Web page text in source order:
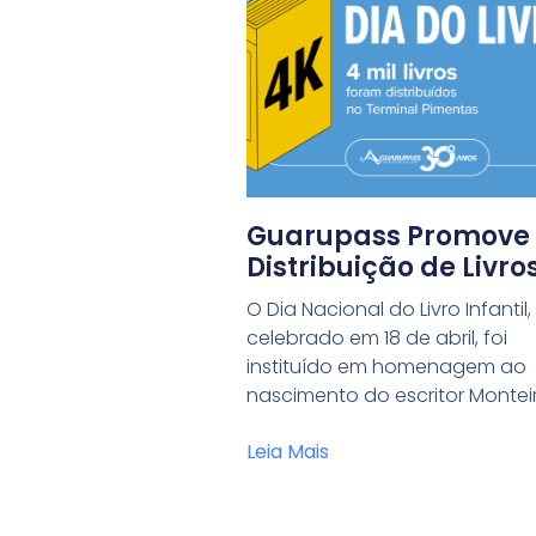
Guarupass Promove
Distribuição de
no Terminal Pimentas
O Dia Nacional do Livro Infantil,
celebrado em 18 de abril, foi
instituído em homenagem ao
nascimento do escritor
Leia Mais